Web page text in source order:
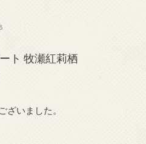
ト 牧瀬紅莉栖
ざいました。